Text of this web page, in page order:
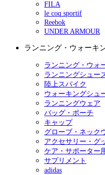
FILA
le coq sportif
Reebok
UNDER ARMOUR
ランニング・ウォーキ
ランニング・ウォ
ランニングシュー
陸上スパイク
ウォーキングシュ
ランニングウェア
バッグ・ポーチ
キャップ
グローブ・ネック
アクセサリー・グ
ケア・サポーター
サプリメント
adidas